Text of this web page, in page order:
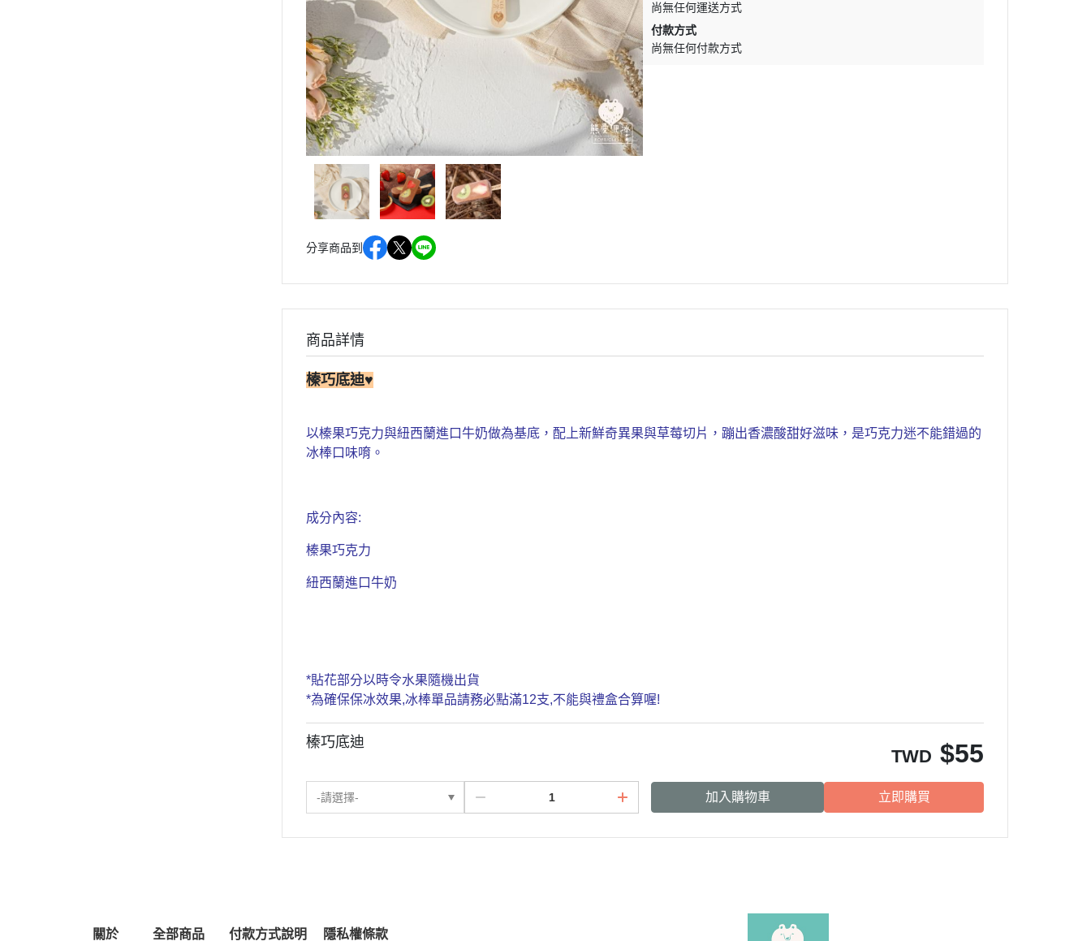
分享商品到
尚無任何運送方式
付款方式
尚無任何付款方式
商品詳情
榛巧底迪♥
以榛果巧克力與紐西蘭進口牛奶做為基底，配上新鮮奇異果與草莓切片，蹦出香濃酸甜好滋味，是巧克力迷不能錯過的
冰棒口味唷。
成分內容:
榛果巧克力
紐西蘭進口牛奶
*貼花部分以時令水果隨機出貨
*為確保保冰效果,冰棒單品請務必點滿12支,不能與禮盒合算喔!
榛巧底迪
TWD $55
-請選擇- 加入購物車 立即購買
關於 全部商品 付款方式說明 隱私權條款